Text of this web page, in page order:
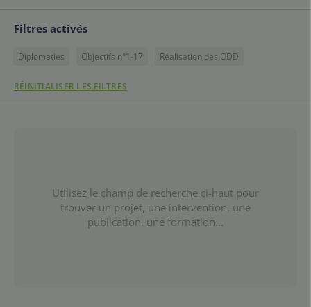
Filtres activés
Diplomaties Objectifs n°1-17 Réalisation des ODD
RÉINITIALISER LES FILTRES
Utilisez le champ de recherche ci-haut pour
trouver un projet, une intervention, une
publication, une formation...